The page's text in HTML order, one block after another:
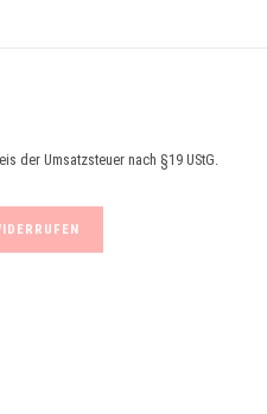
der Umsatzsteuer nach §19 UStG.